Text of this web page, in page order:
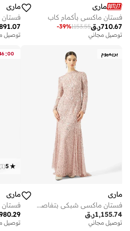
ماري
فستان ماكسي بأكمام كاب
ر.ق710.67
1153.55
-39%
توصيل مجاني
ماري
توصيل
بريميوم
ماري
فستان ماكسي شبكي بتفاصيل ترتر
ر.ق1,155.74
توصيل مجاني
:00
5
(
1
ماري
توصيل